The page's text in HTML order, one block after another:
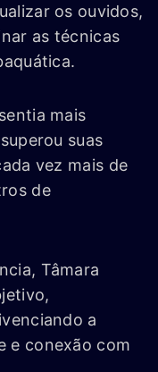
os ouvidos,
as técnicas
mais
suas
vez mais de
de
Tâmara
a
e conexão com